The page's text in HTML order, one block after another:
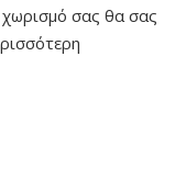
σας θα σας